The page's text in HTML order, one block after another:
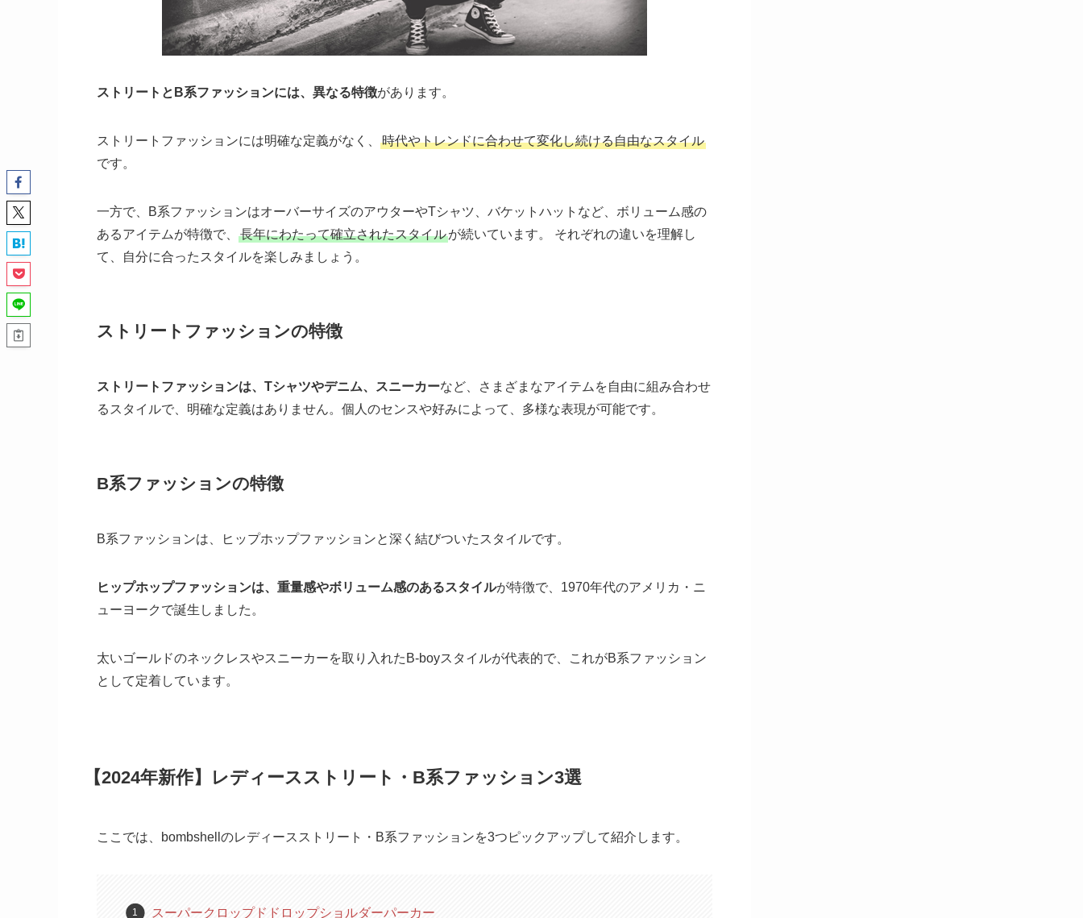
ストリートとB系ファッションには、異なる特徴があります。
ストリートファッションには明確な定義がなく、
時代やトレンドに合わせて変化し続ける自由なスタイル
です。
一方で、B系ファッションはオーバーサイズのアウターやTシャツ、バケットハットなど、ボリューム感の
あるアイテムが特徴で、
長年にわたって確立されたスタイルが続いています。 それぞれの違いを理解し
て、自分に合ったスタイルを楽しみましょう。
ストリートファッションの特徴
ストリートファッションは、Tシャツやデニム、スニーカーなど、さまざまなアイテムを自由に組み合わせ
るスタイルで、明確な定義はありません。個人のセンスや好みによって、多様な表現が可能です。
B系ファッションの特徴
B系ファッションは、ヒップホップファッションと深く結びついたスタイルです。
ヒップホップファッションは、重量感やボリューム感のあるスタイルが特徴で、1970年代のアメリカ・ニ
ューヨークで誕生しました。
太いゴールドのネックレスやスニーカーを取り入れたB-boyスタイルが代表的で、これがB系ファッション
として定着しています。
【2024年新作】レディースストリート・B系ファッション3選
ここでは、bombshellのレディースストリート・B系ファッションを3つピックアップして紹介します。
スーパークロップドドロップショルダーパーカー